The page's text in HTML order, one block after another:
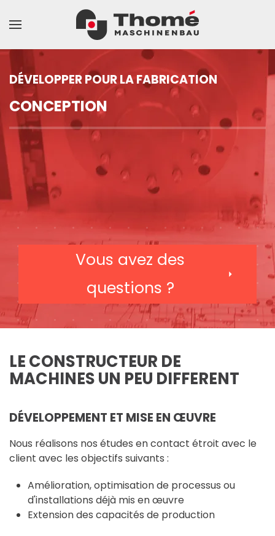
DÉVELOPPER POUR LA FABRICATION
CONCEPTION
Vous avez des
questions ?
LE CONSTRUCTEUR DE
MACHINES UN PEU DIFFERENT
DÉVELOPPEMENT ET MISE EN ŒUVRE
Nous réalisons nos études en contact étroit avec le
client avec les objectifs suivants :
Amélioration, optimisation de processus ou
d'installations déjà mis en œuvre
Extension des capacités de production